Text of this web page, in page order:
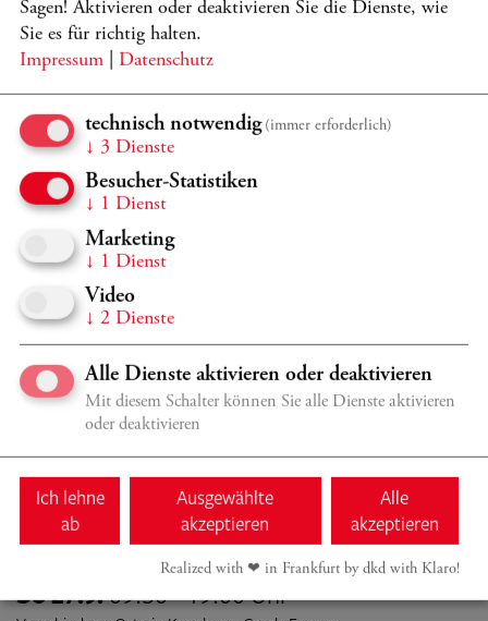
Verschiedene Orte in Kronberg, Casals Forum
2026/2027 CMK ÖFFENTLICHER UNTERRICHT
ÖFFENTLICHE CELLO
MEISTERKURSE
Frans Helmerson, Gary Hoffman, Jens Peter Maintz,
Wolfgang Emanuel Schmidt, Ildikó Szabó
Programmdetails
Sa 26.9.09:30 - 18:00 Uhr
Verschiedene Orte in Kronberg, Casals Forum
ÖFFENTLICHE CELLO
MEISTERKURSE
Frans Helmerson, Gary Hoffman, Jens Peter Maintz,
Wolfgang Emanuel Schmidt, Ildikó Szabó
Programmdetails TICKETS
So 27.9.09:30 - 19:00 Uhr
Sagen! Aktivieren oder deaktivieren Sie die Dienste, wie
Sie es für richtig halten.
Impressum
Datenschutz
technisch notwendig (immer erforderlich)
↓ 3 Dienste
Besucher-Statistiken
↓ 1 Dienst
Marketing
↓ 1 Dienst
Video
↓ 2 Dienste
Alle Dienste aktivieren oder deaktivieren
Mit diesem Schalter können Sie alle Dienste aktivieren
oder deaktivieren
Ich lehne
ab
Ausgewählte
akzeptieren
Alle
akzeptieren
Realized with ❤︎ in Frankfurt by dkd with Klaro!